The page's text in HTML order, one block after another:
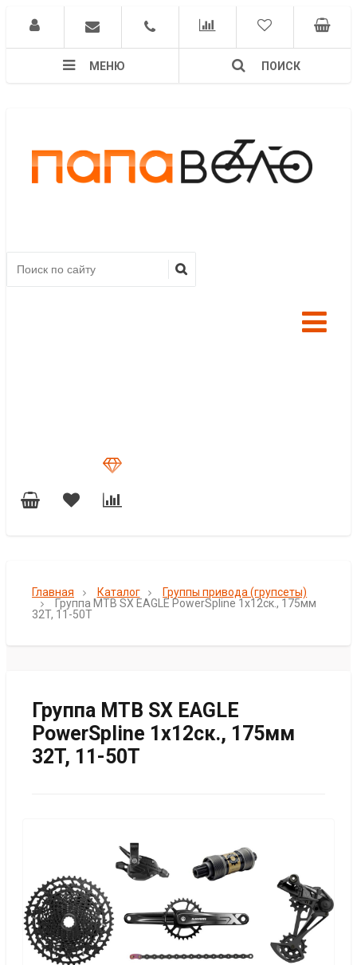
МЕНЮ ПОИСК
Главная Каталог
Группы привода (групсеты)
Группа MTB SX EAGLE PowerSpline 1x12ск., 175мм
32T, 11-50T
Группа MTB SX EAGLE
PowerSpline 1x12ск., 175мм
32T, 11-50T